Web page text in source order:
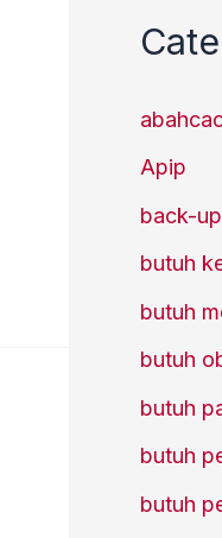
Apip
back-up
butuh
butuh
butuh
butuh
butuh
butuh